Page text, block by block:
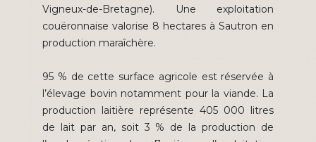
Vigneux-de-Bretagne). Une exploitation
couëronnaise valorise 8 hectares à Sautron en
production maraîchère.
95 % de cette surface agricole est réservée à
l’élevage bovin notamment pour la viande. La
production laitière représente 405 000 litres
de lait par an, soit 3 % de la production de